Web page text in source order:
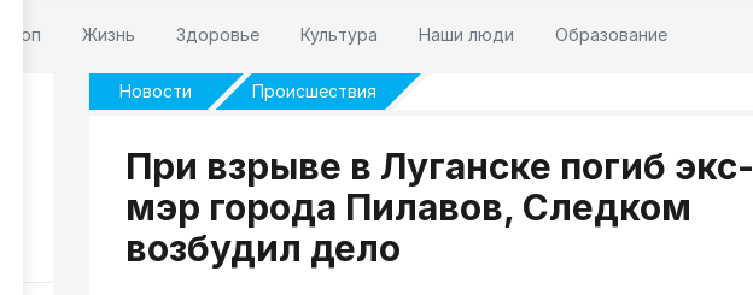
Жизнь Здоровье Культура Наши люди Образование
Новости Происшествия
При взрыве в Луганске погиб экс-
мэр города Пилавов, Следком
возбудил дело